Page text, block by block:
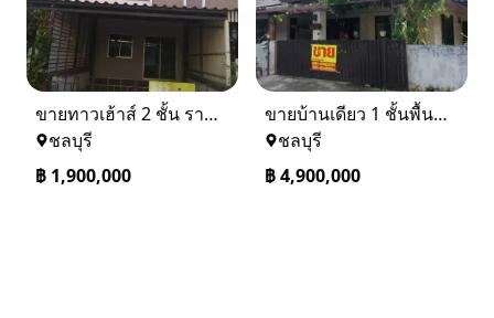
ขายทาวเฮ้าส์ 2 ชั้น ราคา 1.9 ล้านบาท ที่อยู่ ศรีราชา ชลบุรี
ชลบุรี
฿ 1,900,000
ขายบ้านเดียว 1 ชั้นพื้นที่ 102 ตรว บางละมุง ชลบุรี
ชลบุรี
฿4,900,000